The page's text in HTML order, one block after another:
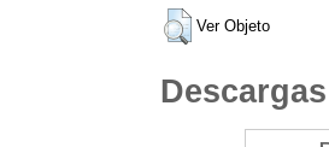
Ver Objeto
Descargas